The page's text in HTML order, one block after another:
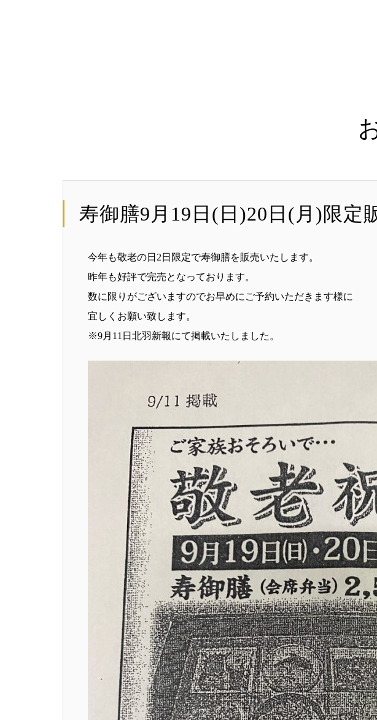
寿御膳9月19日(日)20日(月)限定
今年も敬老の日2日限定で寿御膳を販売いたします。
昨年も好評で完売となっております。
数に限りがございますのでお早めにご予約いただきます様に
宜しくお願い致します。
※9月11日北羽新報にて掲載いたしました。